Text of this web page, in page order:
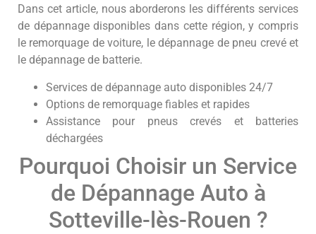
Dans cet article, nous aborderons les différents services
de dépannage disponibles dans cette région, y compris
le remorquage de voiture, le dépannage de pneu crevé et
le dépannage de batterie.
Services de dépannage auto disponibles 24/7
Options de remorquage fiables et rapides
Assistance pour pneus crevés et batteries
déchargées
Pourquoi Choisir un Service
de Dépannage Auto à
Sotteville-lès-Rouen ?